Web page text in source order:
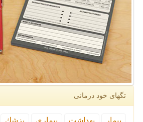
تگهای خود درمانی
بیمار بهداشت بیماری پزشك